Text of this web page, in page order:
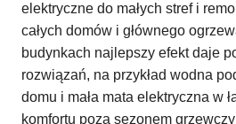
elektryczne do małych stref i
całych domów i głównego
budynkach najlepszy efekt daje
rozwiązań, na przykład wodna
domu i mała mata elektryczna w
komfortu poza sezonem